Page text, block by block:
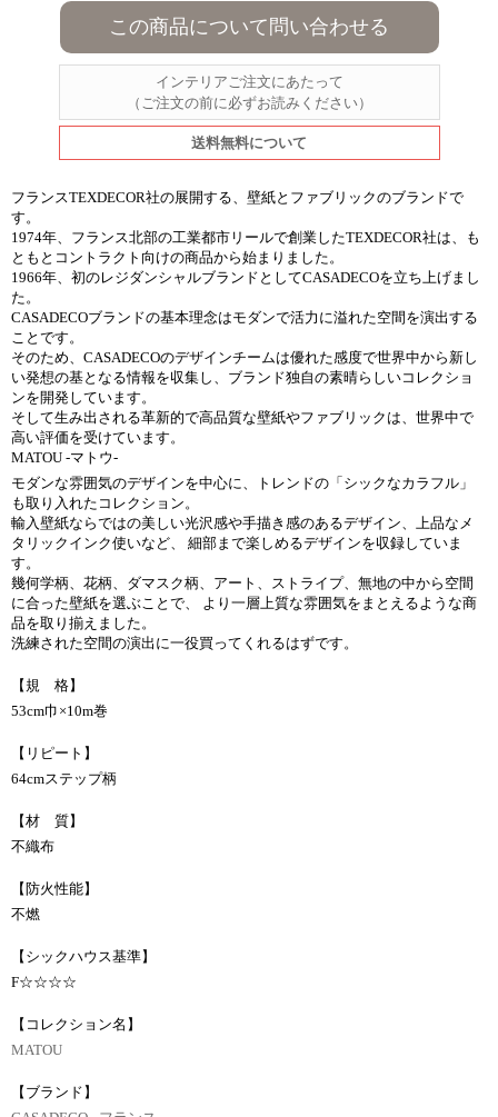
この商品について問い合わせる
インテリアご注文にあたって
（ご注文の前に必ずお読みください）
送料無料について
フランスTEXDECOR社の展開する、壁紙とファブリックのブランドで
す。
1974年、フランス北部の工業都市リールで創業したTEXDECOR社は、も
ともとコントラクト向けの商品から始まりました。
1966年、初のレジダンシャルブランドとしてCASADECOを立ち上げまし
た。
CASADECOブランドの基本理念はモダンで活力に溢れた空間を演出する
ことです。
そのため、CASADECOのデザインチームは優れた感度で世界中から新し
い発想の基となる情報を収集し、ブランド独自の素晴らしいコレクショ
ンを開発しています。
そして生み出される革新的で高品質な壁紙やファブリックは、世界中で
高い評価を受けています。
MATOU -マトウ-
モダンな雰囲気のデザインを中心に、トレンドの「シックなカラフル」
も取り入れたコレクション。
輸入壁紙ならではの美しい光沢感や手描き感のあるデザイン、上品なメ
タリックインク使いなど、 細部まで楽しめるデザインを収録していま
す。
幾何学柄、花柄、ダマスク柄、アート、ストライプ、無地の中から空間
に合った壁紙を選ぶことで、 より一層上質な雰囲気をまとえるような商
品を取り揃えました。
洗練された空間の演出に一役買ってくれるはずです。
【規 格】
53cm巾×10m巻
【リピート】
64cmステップ柄
【材 質】
不織布
【防火性能】
不燃
【シックハウス基準】
F☆☆☆☆
【コレクション名】
MATOU
【ブランド】